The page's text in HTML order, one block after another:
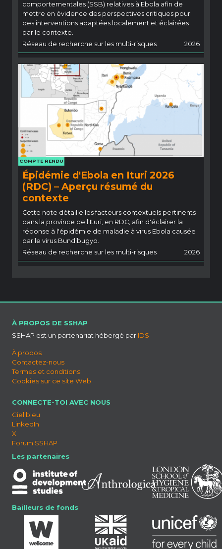
comportementales (SSB) relatives à Ebola afin de
mettre en évidence des perspectives critiques pour
des interventions adaptées localement et éclairées
par le contexte.
Réseau de recherche sur les multi-risques
2026
COMPTE RENDU
Épidémie d'Ebola en Ituri 2026
(RDC) – Aperçu résumé du
contexte
Cette note détaille les facteurs contextuels pertinents
dans la province de l'Ituri, en RDC, afin d'éclairer la
réponse à l'épidémie de maladie à virus Ebola causée
par le virus Bundibugyo.
Réseau de recherche sur les multi-risques
2026
À PROPOS DE SSHAP
SSHAP est un partenariat hébergé par IDS
À propos
Contactez-nous
Termes et conditions
Cookies sur ce site Web
CONNECTE-TOI AVEC NOUS
Ciel bleu
LinkedIn
X
Forum SSHAP
Les partenaires
Bailleurs de fonds